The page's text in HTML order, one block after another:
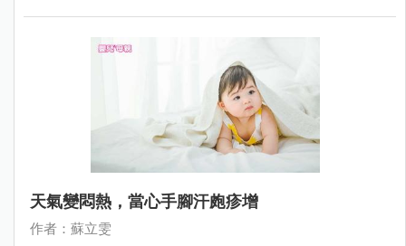
天氣變悶熱，當心手腳汗皰疹增
作者：蘇立雯